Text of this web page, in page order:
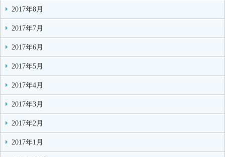
2017年8月
2017年7月
2017年6月
2017年5月
2017年4月
2017年3月
2017年2月
2017年1月